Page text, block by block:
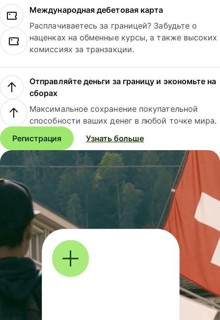
Международная дебетовая карта
Расплачиваетесь за границей? Забудьте о
наценках на обменные курсы, а также высоких
комиссиях за транзакции.
Отправляйте деньги за границу и экономьте на
сборах
Максимальное сохранение покупательной
способности ваших денег в любой точке мира.
Регистрация
Узнать больше